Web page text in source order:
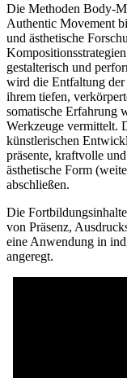
Die Methoden Body-
Authentic Movement
und ästhetische
gestalterisch und
wird die Entfaltung
ihrem tiefen,
somatische Erfahrung
Werkzeuge vermittelt.
künstlerischen
präsente, kraftvolle
ästhetische Form
abschließen.
Die
von Präsenz,
eine Anwendung in
angeregt.